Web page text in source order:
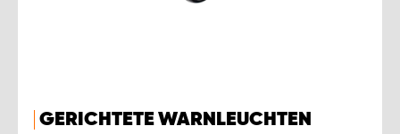
GERICHTETE WARNLEUCHTEN